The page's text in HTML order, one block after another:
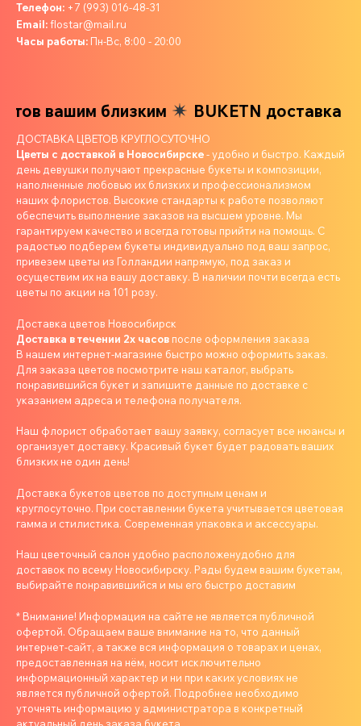
Телефон: +7 (993) 016-48-31
Email:flostar@mail.ru
Часы работы: Пн-Вс, 8:00 - 20:00
вашим близким BUKETN доставка
ДОСТАВКА ЦВЕТОВ КРУГЛОСУТОЧНО
Цветы с доставкой в Новосибирске- удобно и быстро. Каждый
день девушки получают прекрасные букеты и композиции,
наполненные любовью их близких и профессионализмом
наших флористов. Высокие стандарты к работе позволяют
обеспечить выполнение заказов на высшем уровне. Мы
гарантируем качество и всегда готовы прийти на помощь. С
радостью подберем букеты индивидуально под ваш запрос,
привезем цветы из Голландии напрямую, под заказ и
осуществим их на вашу доставку. В наличии почти всегда есть
цветы по акции на 101 розу.
Доставка цветов Новосибирск
Доставка в течении 2х часов после оформления заказа
В нашем интернет-магазине быстро можно оформить заказ.
Для заказа цветов посмотрите наш каталог, выбрать
понравившийся букет и запишите данные по доставке с
указанием адреса и телефона получателя.
Наш флорист обработает вашу заявку, согласует все нюансы и
организует доставку. Красивый букет будет радовать ваших
близких не один день!
Доставка букетов цветов по доступным ценам и
круглосуточно. При составлении букета учитывается цветовая
гамма и стилистика. Современная упаковка и аксессуары.
Наш цветочный салон удобно расположенудобно для
доставок по всему Новосибирску. Рады будем вашим букетам,
выбирайте понравившийся и мы его быстро доставим
* Внимание! Информация на сайте не является публичной
офертой. Обращаем ваше внимание на то, что данный
интернет-сайт, а также вся информация о товарах и ценах,
предоставленная на нём, носит исключительно
информационный характер и ни при каких условиях не
является публичной офертой. Подробнее необходимо
уточнять информацию у администратора в конкретный
актуальный день заказа букета